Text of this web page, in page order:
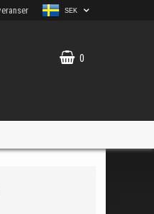
SEK
0